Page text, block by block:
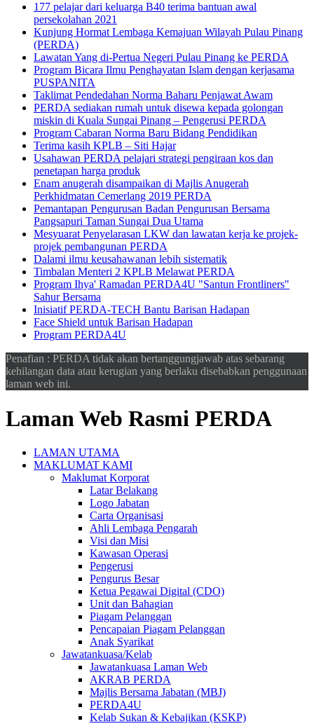
177 pelajar dari keluarga B40 terima bantuan awal
persekolahan 2021
Kunjung Hormat Lembaga Kemajuan Wilayah Pulau Pinang
(PERDA)
Lawatan Yang di-Pertua Negeri Pulau Pinang ke PERDA
Program Bicara Ilmu Penghayatan Islam dengan kerjasama
PUSPANITA
Taklimat Pendedahan Norma Baharu Penjawat Awam
PERDA sediakan rumah untuk disewa kepada golongan
miskin di Kuala Sungai Pinang – Pengerusi PERDA
Program Cabaran Norma Baru Bidang Pendidikan
Terima kasih KPLB – Siti Hajar
Usahawan PERDA pelajari strategi pengiraan kos dan
penetapan harga produk
Enam anugerah disampaikan di Majlis Anugerah
Perkhidmatan Cemerlang 2019 PERDA
Pemantapan Pengurusan Badan Pengurusan Bersama
Pangsapuri Taman Sungai Dua Utama
Mesyuarat Penyelarasan LKW dan lawatan kerja ke projek-
projek pembangunan PERDA
Dalami ilmu keusahawanan lebih sistematik
Timbalan Menteri 2 KPLB Melawat PERDA
Program Ihya' Ramadan PERDA4U "Santun Frontliners"
Sahur Bersama
Inisiatif PERDA-TECH Bantu Barisan Hadapan
Face Shield untuk Barisan Hadapan
Program PERDA4U
Penafian : PERDA tidak akan bertanggungjawab atas sebarang
kehilangan data atau kerugian yang berlaku disebabkan penggunaan
laman web ini.
Laman Web Rasmi PERDA
LAMAN UTAMA
MAKLUMAT KAMI
Maklumat Korporat
Latar Belakang
Logo Jabatan
Carta Organisasi
Ahli Lembaga Pengarah
Visi dan Misi
Kawasan Operasi
Pengerusi
Pengurus Besar
Ketua Pegawai Digital (CDO)
Unit dan Bahagian
Piagam Pelanggan
Pencapaian Piagam Pelanggan
Anak Syarikat
Jawatankuasa/Kelab
Jawatankuasa Laman Web
AKRAB PERDA
Majlis Bersama Jabatan (MBJ)
PERDA4U
Kelab Sukan & Kebajikan (KSKP)